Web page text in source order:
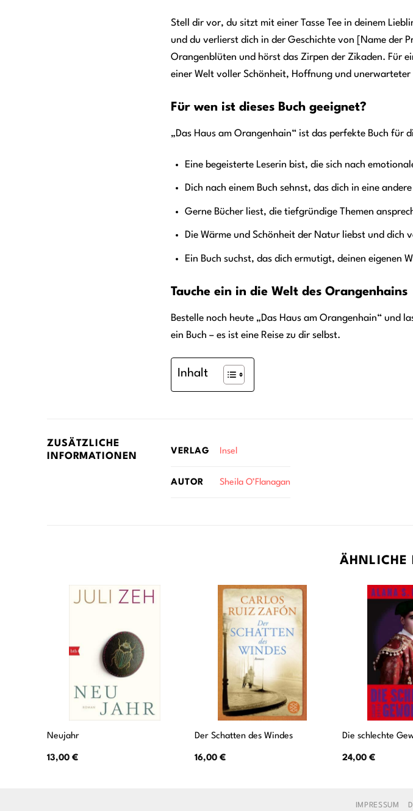
Stell dir vor, du sitzt mit einer Tasse Tee in deinem
und du verlierst dich in der Geschichte von [Name der
Orangenblüten und hörst das Zirpen der Zikaden. Für
einer Welt voller Schönheit, Hoffnung und unerwarteter
Für wen ist dieses Buch geeignet?
„Das Haus am Orangenhain“ ist das perfekte Buch für
Eine begeisterte Leserin bist, die sich nach
Dich nach einem Buch sehnst, das dich in eine
Gerne Bücher liest, die tiefgründige Themen
Die Wärme und Schönheit der Natur liebst und dich
Ein Buch suchst, das dich ermutigt, deinen eigenen
Tauche ein in die Welt des Orangenhains
Bestelle noch heute „Das Haus am Orangenhain“ und
ein Buch – es ist eine Reise zu dir selbst.
Inhalt
ZUSÄTZLICHE
INFORMATIONEN
VERLAG Insel
AUTOR Sheila O’Flanagan
ÄHNLICHE
Neujahr
13,00 €
Der Schatten des Windes
16,00 €
Die schlechte
24,00 €
IMPRESSUM